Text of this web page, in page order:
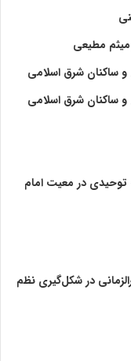
میثم مطیعی
و ساکنان شرق اسلامی
و ساکنان شرق اسلامی
در معیت امام
در شکل‌گیری نظم